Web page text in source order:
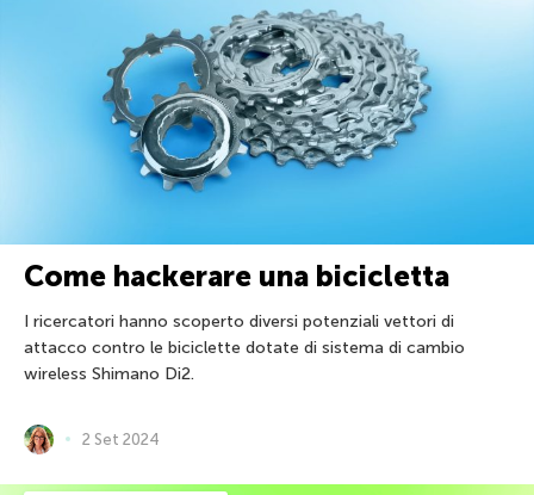
Come hackerare una bicicletta
I ricercatori hanno scoperto diversi potenziali vettori di
attacco contro le biciclette dotate di sistema di cambio
wireless Shimano Di2.
2 Set 2024